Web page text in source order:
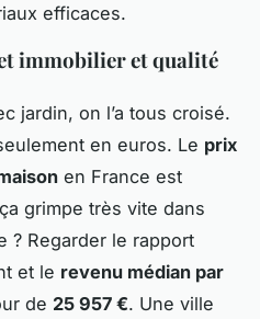
efficaces.
immobilier et qualité
jardin, on l’a tous croisé.
en euros. Le prix
en France est
grimpe très vite dans
? Regarder le rapport
et le revenu médian par
de 25 957 €. Une ville